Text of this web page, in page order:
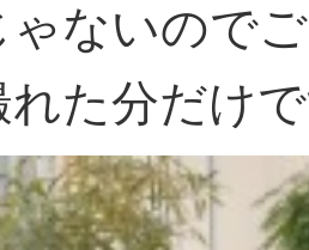
ゃないので
れた分だけ